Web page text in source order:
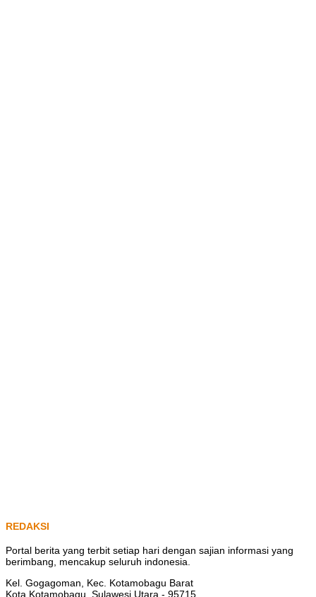
REDAKSI
Portal berita yang terbit setiap hari dengan sajian informasi yang
berimbang, mencakup seluruh indonesia.
Kel. Gogagoman, Kec. Kotamobagu Barat
Kota Kotamobagu, Sulawesi Utara - 95715